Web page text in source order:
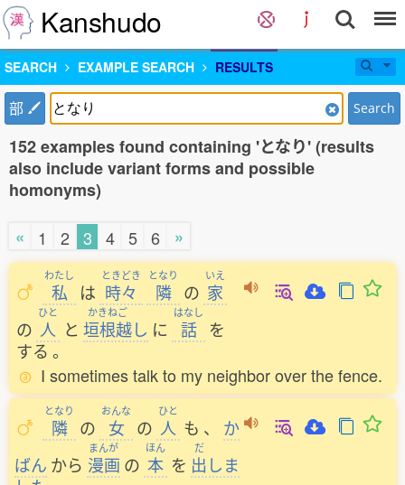
Kanshudo
SEARCH EXAMPLE SEARCH RESULTS
部 Search
152 examples found containing 'となり' (results
also include variant forms and possible
homonyms)
« 1 2 3 4 5 6 »
わたし
私 は
ときどき
時々
となり
隣 の
いえ
家
の
ひと
人 と
かきねご
垣根越し に
はなし
話 を
する 。
I sometimes talk to my neighbor over the fence.
となり
隣 の
おんな
女 の
ひと
人 も 、
か
ばん から
まんが
漫画 の
ほん
本 を
だ
出 しま